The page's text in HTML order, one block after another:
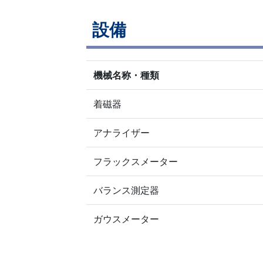
設備
機械名称・種類
着磁器
アナライザー
フラックスメーター
バランス測定器
ガウスメーター